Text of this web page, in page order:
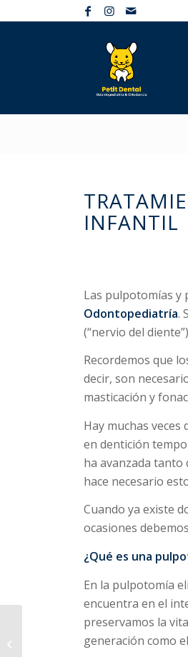
INFANTIL
Las pulpotomías y
Odontopediatría.
(“nervio del
Recordemos que
decir, son
masticación y
Hay muchas
en dentición
ha avanzada tanto
hace necesario
Cuando ya existe
ocasiones
¿Qué es una
En la pulpotomía
encuentra en el
preservamos la
generación como
¿Sabéis qué es el MIH?